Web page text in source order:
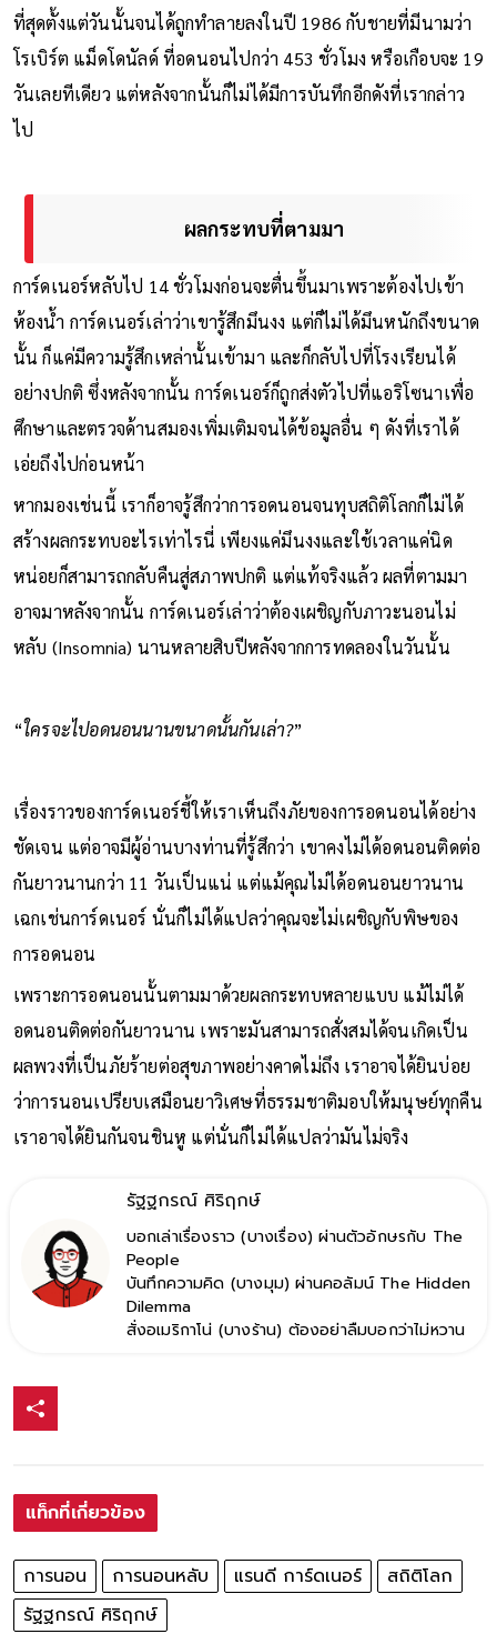
ที่สุดตั้งแต่วันนั้นจนได้ถูกทำลายลงในปี 1986 กับชายที่มีนามว่า
โรเบิร์ต แม็ดโดนัลด์ ที่อดนอนไปกว่า 453 ชั่วโมง หรือเกือบจะ 19
วันเลยทีเดียว แต่หลังจากนั้นก็ไม่ได้มีการบันทึกอีกดังที่เรากล่าว
ไป
ผลกระทบที่ตามมา
การ์ดเนอร์หลับไป 14 ชั่วโมงก่อนจะตื่นขึ้นมาเพราะต้องไปเข้า
ห้องน้ำ การ์ดเนอร์เล่าว่าเขารู้สึกมึนงง แต่ก็ไม่ได้มึนหนักถึงขนาด
นั้น ก็แค่มีความรู้สึกเหล่านั้นเข้ามา และก็กลับไปที่โรงเรียนได้
อย่างปกติ ซึ่งหลังจากนั้น การ์ดเนอร์ก็ถูกส่งตัวไปที่แอริโซนาเพื่อ
ศึกษาและตรวจด้านสมองเพิ่มเติมจนได้ข้อมูลอื่น ๆ ดังที่เราได้
เอ่ยถึงไปก่อนหน้า
หากมองเช่นนี้ เราก็อาจรู้สึกว่าการอดนอนจนทุบสถิติโลกก็ไม่ได้
สร้างผลกระทบอะไรเท่าไรนี่ เพียงแค่มึนงงและใช้เวลาแค่นิด
หน่อยก็สามารถกลับคืนสู่สภาพปกติ แต่แท้จริงแล้ว ผลที่ตามมา
อาจมาหลังจากนั้น การ์ดเนอร์เล่าว่าต้องเผชิญกับภาวะนอนไม่
หลับ (Insomnia) นานหลายสิบปีหลังจากการทดลองในวันนั้น
“ใครจะไปอดนอนนานขนาดนั้นกันเล่า?”
เรื่องราวของการ์ดเนอร์ชี้ให้เราเห็นถึงภัยของการอดนอนได้อย่าง
ชัดเจน แต่อาจมีผู้อ่านบางท่านที่รู้สึกว่า เขาคงไม่ได้อดนอนติดต่อ
กันยาวนานกว่า 11 วันเป็นแน่ แต่แม้คุณไม่ได้อดนอนยาวนาน
เฉกเช่นการ์ดเนอร์ นั่นก็ไม่ได้แปลว่าคุณจะไม่เผชิญกับพิษของ
การอดนอน
เพราะการอดนอนนั้นตามมาด้วยผลกระทบหลายแบบ แม้ไม่ได้
อดนอนติดต่อกันยาวนาน เพราะมันสามารถสั่งสมได้จนเกิดเป็น
ผลพวงที่เป็นภัยร้ายต่อสุขภาพอย่างคาดไม่ถึง เราอาจได้ยินบ่อย
ว่าการนอนเปรียบเสมือนยาวิเศษที่ธรรมชาติมอบให้มนุษย์ทุกคืน
เราอาจได้ยินกันจนชินหู แต่นั่นก็ไม่ได้แปลว่ามันไม่จริง
รัฐฐกรณ์ ศิริฤกษ์
บอกเล่าเรื่องราว (บางเรื่อง) ผ่านตัวอักษรกับ The
People
บันทึกความคิด (บางมุม) ผ่านคอลัมน์ The Hidden
Dilemma
สั่งอเมริกาโน่ (บางร้าน) ต้องอย่าลืมบอกว่าไม่หวาน
แท็กที่เกี่ยวข้อง
การนอน การนอนหลับ แรนดี การ์ดเนอร์
สถิติโลก
รัฐฐกรณ์ ศิริฤกษ์